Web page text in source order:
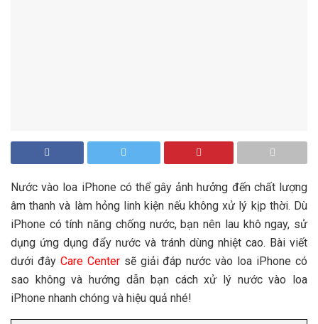
Nước vào loa iPhone có thể gây ảnh hưởng đến chất lượng
âm thanh và làm hỏng linh kiện nếu không xử lý kịp thời. Dù
iPhone có tính năng chống nước, bạn nên lau khô ngay, sử
dụng ứng dụng đẩy nước và tránh dùng nhiệt cao. Bài viết
dưới đây Care Centersẽ giải đáp nước vào loa iPhone có
sao không và hướng dẫn bạn cách xử lý nước vào loa
iPhone nhanh chóng và hiệu quả nhé!